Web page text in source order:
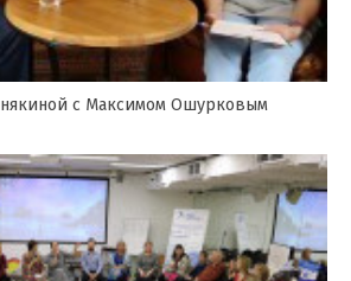
с Максимом Ошурковым